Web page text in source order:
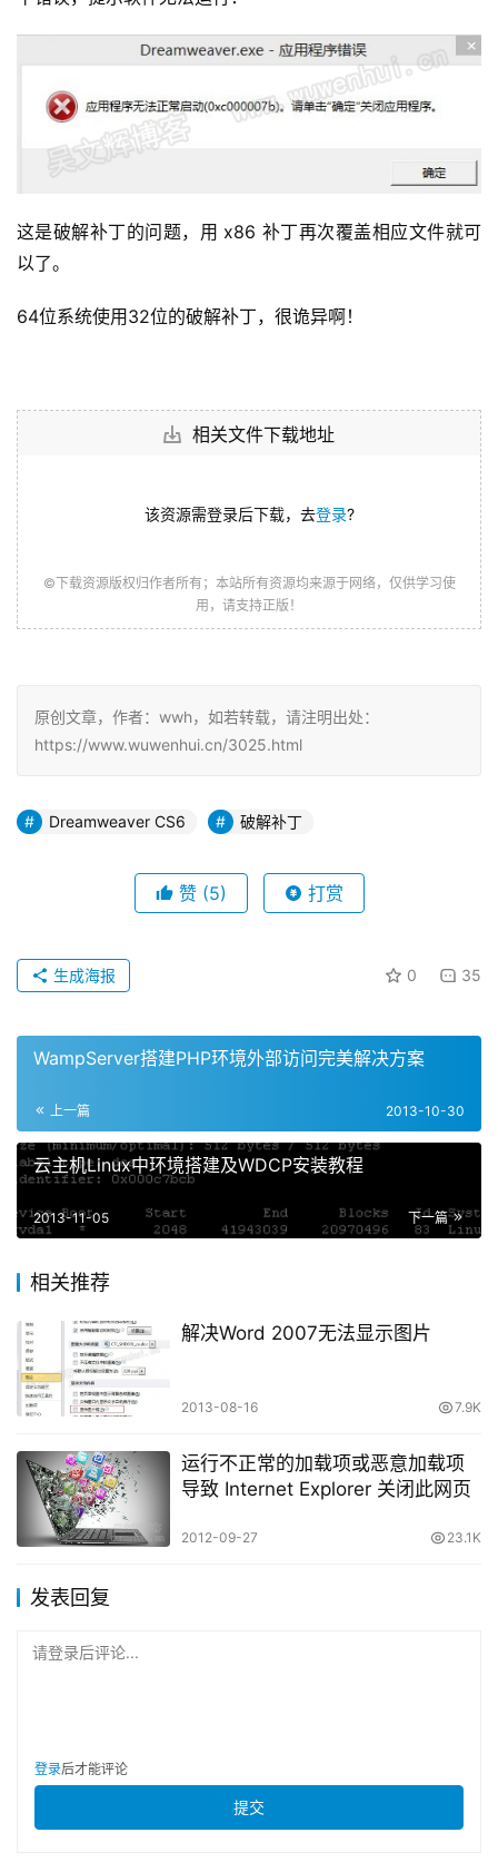
这是破解补丁的问题，用 x86 补丁再次覆盖相应文件就可
以了。
64位系统使用32位的破解补丁，很诡异啊！
相关文件下载地址
该资源需登录后下载，去登录?
©下载资源版权归作者所有；本站所有资源均来源于网络，仅供学习使
用，请支持正版！
原创文章，作者：wwh，如若转载，请注明出处：
https://www.wuwenhui.cn/3025.html
Dreamweaver CS6 破解补丁
赞 (5) 打赏
0 35
生成海报
WampServer搭建PHP环境外部访问完美解决方案
上一篇 2013-10-30
云主机Linux中环境搭建及WDCP安装教程
下一篇
2013-11-05
相关推荐
解决Word 2007无法显示图片
2013-08-16 7.9K
运行不正常的加载项或恶意加载项
导致 Internet Explorer 关闭此网页
2012-09-27 23.1K
发表回复
请登录后评论...
登录后才能评论
提交